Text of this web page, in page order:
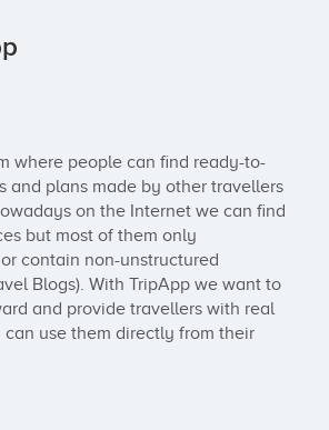
where people can find ready-to-
and plans made by other travellers
on the Internet we can find
but most of them only
contain non-unstructured
Blogs). With TripApp we want to
and provide travellers with real
use them directly from their